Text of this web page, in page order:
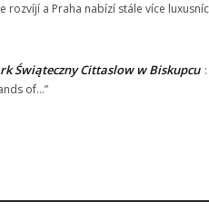
rozvíjí a Praha nabízí stále více
Świąteczny Cittaslow w Biskupcu :
of…”